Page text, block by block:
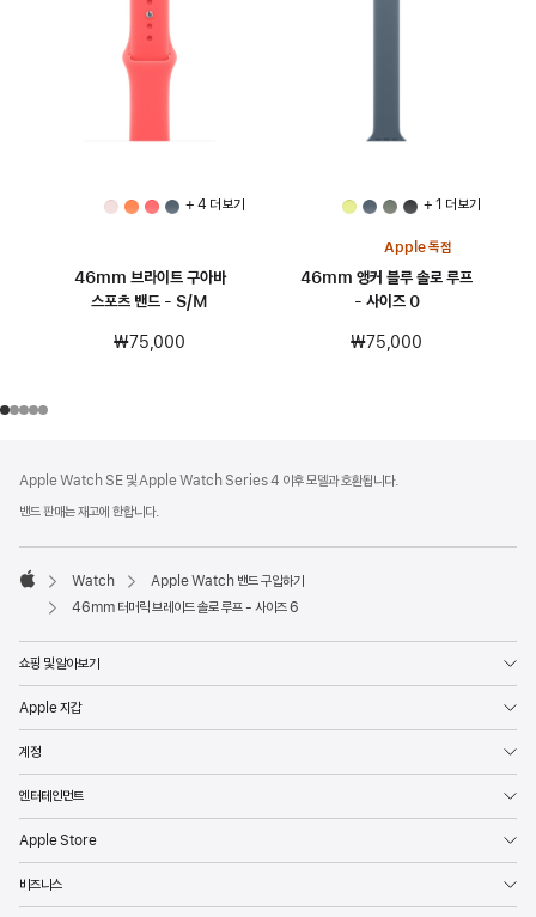
+ 4 더 보기
46mm 브라이트 구아바
스포츠 밴드 - S/M
₩75,000
+ 1 더 보기
Apple 독점
46mm 앵커 블루 솔로 루프
- 사이즈 0
₩75,000
Apple Watch SE 및 Apple Watch Series 4 이후 모델과 호환됩니다.
밴드 판매는 재고에 한합니다.
Apple
Watch
Apple Watch 밴드 구입하기
46mm 터머릭 브레이드 솔로 루프 - 사이즈 6
쇼핑 및 알아보기
Apple 지갑
계정
엔터테인먼트
Apple Store
비즈니스